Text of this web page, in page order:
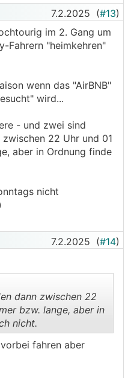
7.2.2025 (#13)
im 2. Gang um
Fahrern "heimkehren"
wenn das "AirBNB"
wird...
- und zwei sind
zwischen 22 Uhr und 01
aber in Ordnung finde
nicht
7.2.2025 (#14)
dann zwischen 22
bzw. lange, aber in
nicht.
fahren aber